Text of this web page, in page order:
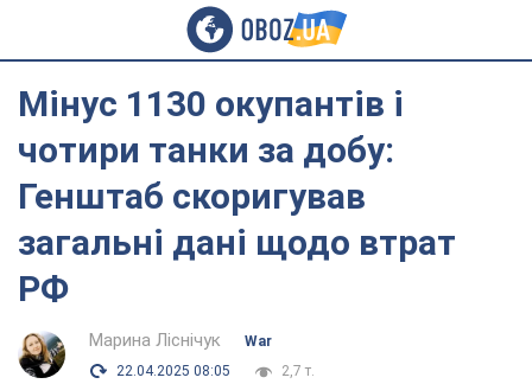
Мінус 1130 окупантів і
чотири танки за добу:
Генштаб скоригував
загальні дані щодо втрат
РФ
Марина Ліснічук
War
22.04.2025 08:05
2,7 т.